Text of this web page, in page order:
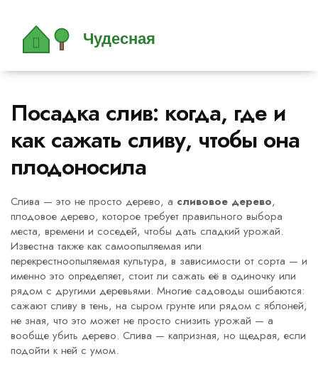
Посадка слив: когда, где и
как сажать сливу, чтобы она
плодоносила
Слива — это не просто дерево, а сливовое дерево,
плодовое дерево, которое требует правильного выбора
места, времени и соседей, чтобы дать сладкий урожай.
Известна также как самоопыляемая или
перекрестноопыляемая культура, в зависимости от сорта — и
именно это определяет, стоит ли сажать её в одиночку или
рядом с другими деревьями. Многие садоводы ошибаются:
сажают сливу в тень, на сыром грунте или рядом с яблоней,
не зная, что это может не просто снизить урожай — а
вообще убить дерево. Слива — капризная, но щедрая, если
подойти к ней с умом.